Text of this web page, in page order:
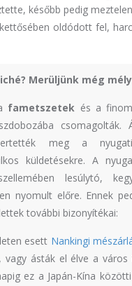
később pedig
oldódott fel,
Merüljünk még
fametszetek és a
meg a
küldetésekre. A
lesúlytó,
nyomult előre. Ennek
további bizonyítékai:
esett Nankingi
vagy ásták el élve a
ez a Japán-Kína